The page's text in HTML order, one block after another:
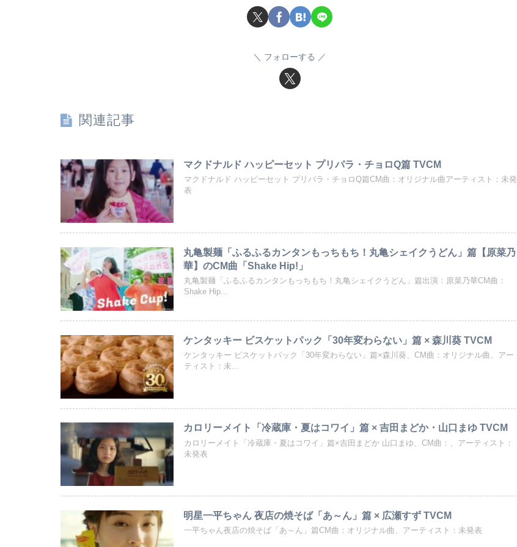
フォローする
関連記事
マクドナルド ハッピーセット プリパラ・チョロQ篇 TVCM
マクドナルド ハッピーセット プリパラ・チョロQ篇CM曲：オリジナル曲アーティスト：未発
表
丸亀製麺「ふるふるカンタンもっちもち！丸亀シェイクうどん」篇【原菜乃
華】のCM曲「Shake Hip!」
丸亀製麺「ふるふるカンタンもっちもち！丸亀シェイクうどん」篇出演：原菜乃華CM曲：
Shake Hip...
ケンタッキー ビスケットパック「30年変わらない」篇 × 森川葵 TVCM
ケンタッキー ビスケットパック「30年変わらない」篇×森川葵、CM曲：オリジナル曲、アー
ティスト：未...
カロリーメイト「冷蔵庫・夏はコワイ」篇 × 吉田まどか・山口まゆ TVCM
カロリーメイト「冷蔵庫・夏はコワイ」篇×吉田まどか 山口まゆ、CM曲：、アーティスト：
未発表
明星一平ちゃん 夜店の焼そば「あ～ん」篇 × 広瀬すず TVCM
一平ちゃん夜店の焼そば「あ～ん」篇CM曲：オリジナル曲、アーティスト：未発表